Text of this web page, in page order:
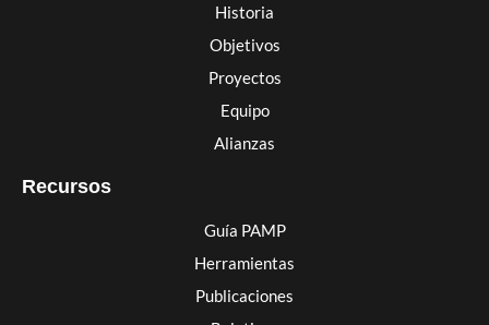
Historia
Objetivos
Proyectos
Equipo
Alianzas
Recursos
Guía PAMP
Herramientas
Publicaciones